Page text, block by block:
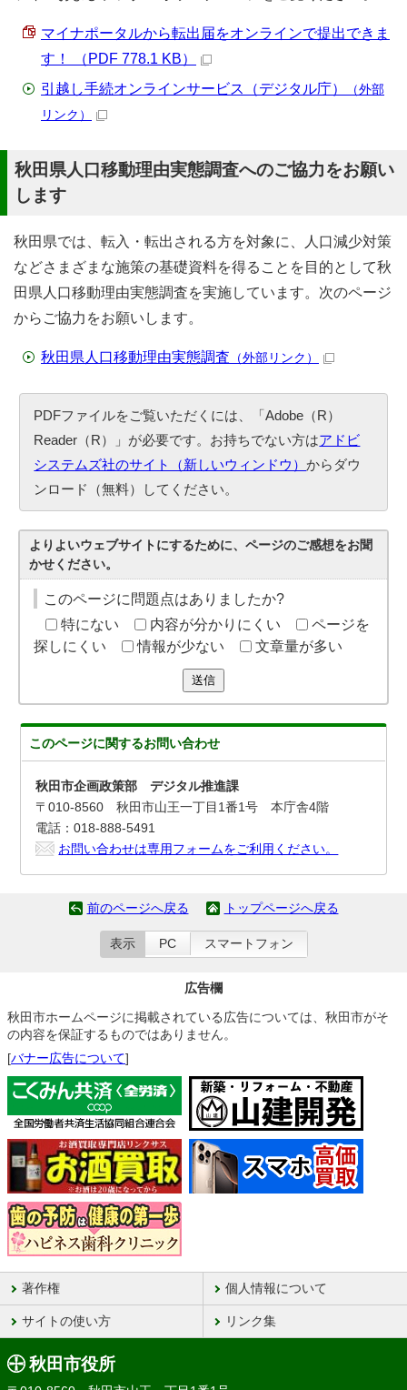
マイナポータルから転出届をオンラインで提出できま
す！ （PDF 778.1 KB）
引越し手続オンラインサービス（デジタル庁）
（外部
リンク）
秋田県人口移動理由実態調査へのご協力をお願い
します
秋田県では、転入・転出される方を対象に、人口減少対策
などさまざまな施策の基礎資料を得ることを目的として秋
田県人口移動理由実態調査を実施しています。次のページ
からご協力をお願いします。
秋田県人口移動理由実態調査 （外部リンク）
PDFファイルをご覧いただくには、「Adobe（R）
Reader（R）」が必要です。お持ちでない方はアドビ
システムズ社のサイト（新しいウィンドウ）からダウ
ンロード（無料）してください。
よりよいウェブサイトにするために、ページのご感想をお聞
かせください。
このページに問題点はありましたか?
特にない
内容が分かりにくい
ページを
探しにくい
情報が少ない 文章量が多い
送信
このページに関するお問い合わせ
秋田市企画政策部 デジタル推進課
〒010-8560 秋田市山王一丁目1番1号 本庁舎4階
電話：018-888-5491
お問い合わせは専用フォームをご利用ください。
前のページへ戻る トップページへ戻る
表示 PC スマートフォン
広告欄
秋田市ホームページに掲載されている広告については、秋田市がそ
の内容を保証するものではありません。
[バナー広告について]
著作権 個人情報について
サイトの使い方 リンク集
秋田市役所